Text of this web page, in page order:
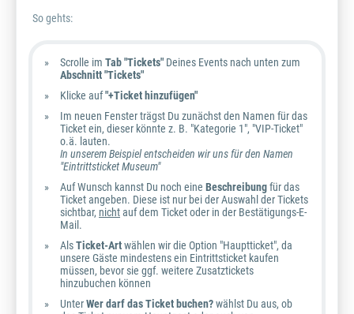
So gehts:
Scrolle im Tab "Tickets" Deines Events nach unten zum
Abschnitt "Tickets"
Klicke auf"+Ticket hinzufügen"
Im neuen Fenster trägst Du zunächst den Namen für das
Ticket ein, dieser könnte z. B. "Kategorie 1", "VIP-Ticket"
o.ä. lauten.
In unserem Beispiel entscheiden wir uns für den Namen
"Eintrittsticket Museum"
Auf Wunsch kannst Du noch eine Beschreibungfür das
Ticket angeben. Diese ist nur bei der Auswahl der Tickets
sichtbar, nichtauf dem Ticket oder in der Bestätigungs-E-
Mail.
AlsTicket-Artwählen wir die Option "Hauptticket", da
unsere Gäste mindestens ein Eintrittsticket kaufen
müssen, bevor sie ggf. weitere Zusatztickets
hinzubuchen können
UnterWer darf das Ticket buchen?wählst Du aus, ob